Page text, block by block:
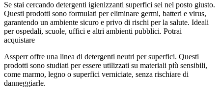
Se stai cercando detergenti igienizzanti superfici sei nel posto giusto.
Questi prodotti sono formulati per eliminare germi, batteri e virus,
garantendo un ambiente sicuro e privo di rischi per la salute. Ideali
per ospedali, scuole, uffici e altri ambienti pubblici. Potrai
acquistare
Assperr offre una linea di detergenti neutri per superfici. Questi
prodotti sono studiati per essere utilizzati su materiali più sensibili,
come marmo, legno o superfici verniciate, senza rischiare di
danneggiarle.